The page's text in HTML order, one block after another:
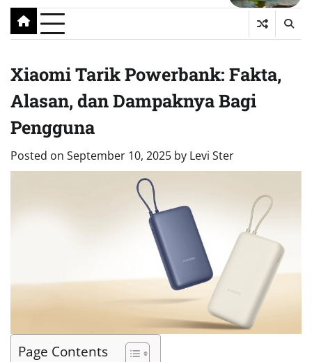
Xiaomi Tarik Powerbank: Fakta,
Alasan, dan Dampaknya Bagi
Pengguna
Posted on September 10, 2025 by Levi Ster
Page Contents